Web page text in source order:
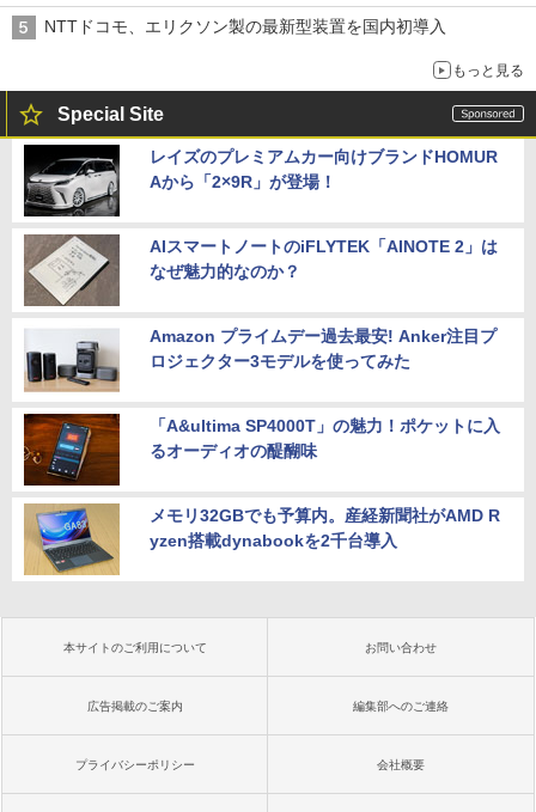
NTTドコモ、エリクソン製の最新型装置を国内初導入
もっと見る
Special Site
レイズのプレミアムカー向けブランドHOMUR
Aから「2×9R」が登場！
AIスマートノートのiFLYTEK「AINOTE 2」は
なぜ魅力的なのか？
Amazon プライムデー過去最安! Anker注目プ
ロジェクター3モデルを使ってみた
「A&ultima SP4000T」の魅力！ポケットに入
るオーディオの醍醐味
メモリ32GBでも予算内。産経新聞社がAMD R
yzen搭載dynabookを2千台導入
本サイトのご利用について お問い合わせ
広告掲載のご案内 編集部へのご連絡
プライバシーポリシー 会社概要